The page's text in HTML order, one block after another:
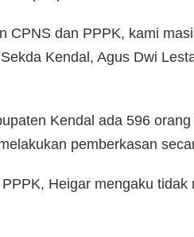
CPNS dan PPPK, kami
Kendal, Agus Dwi
Kendal ada 596
pemberkasan
Heigar mengaku tidak